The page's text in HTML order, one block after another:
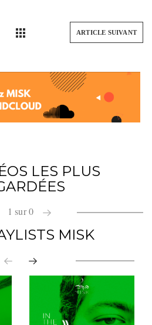
ARTICLE SUIVANT
LES PLUS
1 sur0
MISK